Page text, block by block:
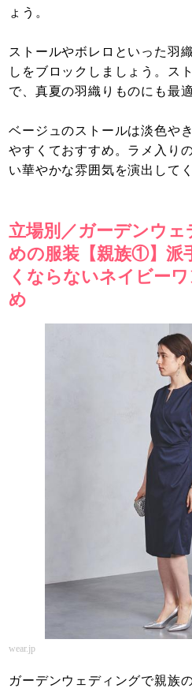
ょう。
ストールやボレロといった羽
しをブロックしましょう。ス
で、真夏の羽織りものにも最適
ベージュのストールは淡色や
やすくておすすめ。ラメ入り
い華やかな雰囲気を演出して
立場別／ガーデンウ
めの服装【親族①】派
くならないネイビー
め
wear.jp
ガーデンウェディングで親族